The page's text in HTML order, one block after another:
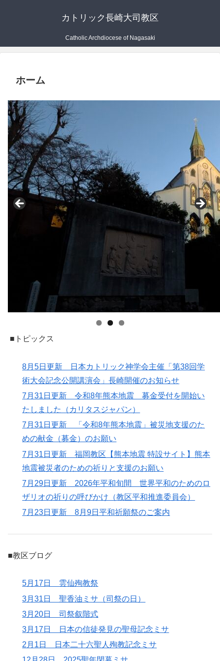
カトリック長崎大司教区
Catholic Archdiocese of Nagasaki
ホーム
■トピックス
8月5日更新 日本カトリック神学会主催「第38回学
術大会記念公開講演会」長崎開催のお知らせ
7月31日更新 令和8年熊本地震 募金受付を開始い
たしました（カリタスジャパン）
7月31日更新 「令和8年熊本地震」被災地支援のた
めの献金（募金）のお願い
7月31日更新 福岡教区【熊本地震 特設サイト】熊本
地震被災者のための祈りと支援のお願い
7月29日更新 2026年平和旬間 世界平和のためのロ
ザリオの祈りの呼びかけ（教区平和推進委員会）
7月23日更新 8月9日平和祈願祭のご案内
■教区ブログ
5月17日 雲仙殉教祭
3月31日 聖香油ミサ（司祭の日）
3月20日 司祭叙階式
3月17日 日本の信徒発見の聖母記念ミサ
2月1日 日本二十六聖人殉教記念ミサ